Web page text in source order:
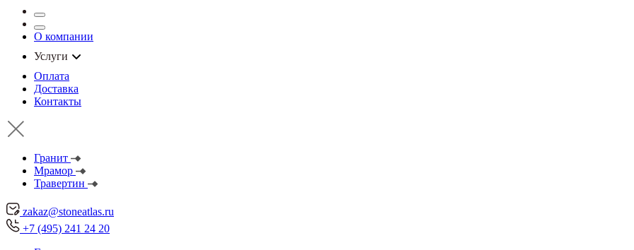
О компании
Услуги
Оплата
Доставка
Контакты
Гранит
Мрамор
Травертин
zakaz@stoneatlas.ru
+7 (495) 241 24 20